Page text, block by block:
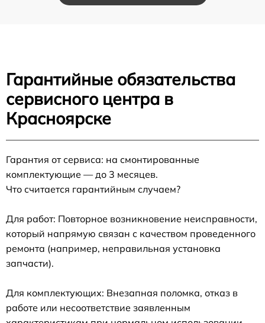
Гарантийные обязательства
сервисного центра в
Красноярске
Гарантия от сервиса: на смонтированные
комплектующие — до 3 месяцев.
Что считается гарантийным случаем?
Для работ: Повторное возникновение неисправности,
который напрямую связан с качеством проведенного
ремонта (например, неправильная установка
запчасти).
Для комплектующих: Внезапная поломка, отказ в
работе или несоответствие заявленным